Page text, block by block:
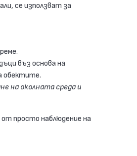
се използват за
въз основа на
обектите.
на околната среда и
от просто наблюдение на